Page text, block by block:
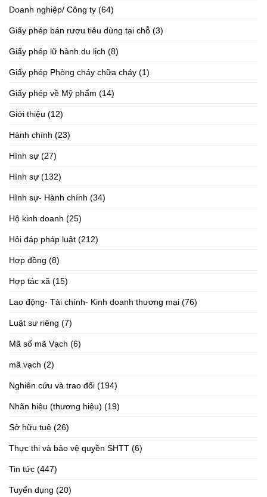
Doanh nghiệp/ Công ty (64)
Giấy phép bán rượu tiêu dùng tại chỗ (3)
Giấy phép lữ hành du lịch (8)
Giấy phép Phòng cháy chữa cháy (1)
Giấy phép về Mỹ phẩm (14)
Giới thiệu (12)
Hành chính (23)
Hình sự (27)
Hình sự (132)
Hình sự- Hành chính (34)
Hộ kinh doanh (25)
Hỏi đáp pháp luật (212)
Hợp đồng (8)
Hợp tác xã (15)
Lao động- Tài chính- Kinh doanh thương mại (76)
Luật sư riêng (7)
Mã số mã Vạch (6)
mã vạch (2)
Nghiên cứu và trao đổi (194)
Nhãn hiệu (thương hiệu) (19)
Sở hữu tuệ (26)
Thực thi và bảo vệ quyền SHTT (6)
Tin tức (447)
Tuyển dụng (20)